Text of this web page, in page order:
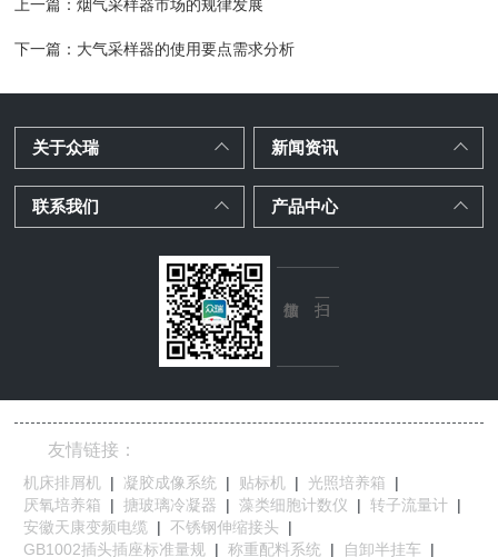
上一篇：烟气采样器市场的规律发展
下一篇： 大气采样器的使用要点需求分析
关于众瑞 新闻资讯
联系我们 产品中心
友情链接：
机床排屑机 | 凝胶成像系统 | 贴标机 | 光照培养箱
|
厌氧培养箱
| 搪玻璃冷凝器 | 藻类细胞计数仪 | 转子流量计 |
安徽天康变频电缆
| 不锈钢伸缩接头
|
GB1002插头插座标准量规 | 称重配料系统 | 自卸半挂车 |